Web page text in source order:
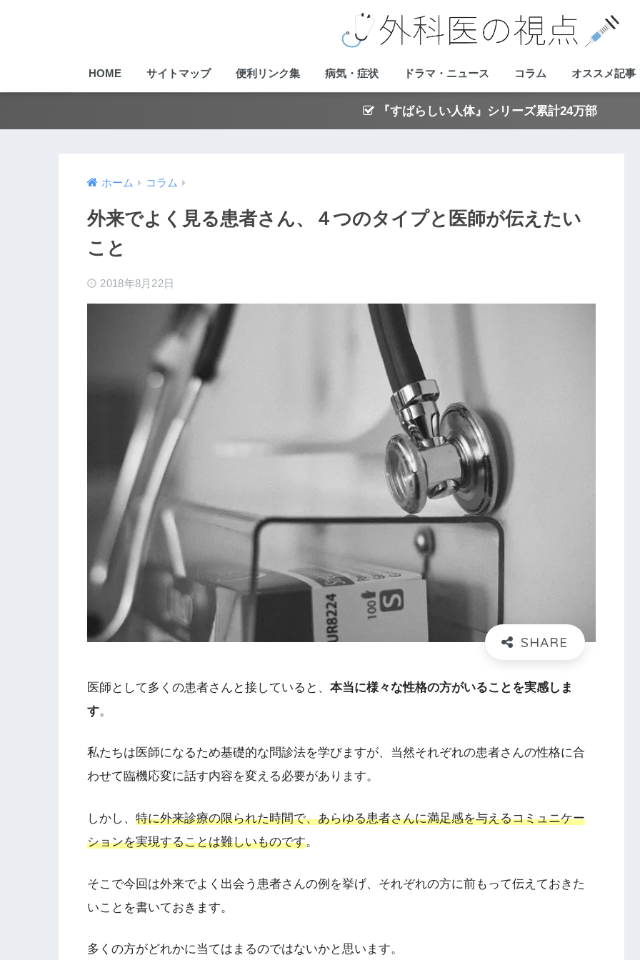
HOME サイトマップ 便利リンク集 病気・症状 ドラマ・ニュース コラム オススメ記事
『すばらしい人体』シリーズ累計24万部
ホーム コラム
外来でよく見る患者さん、４つのタイプと医師が伝えたい
こと
2018年8月22日
医師として多くの患者さんと接していると、 本当に様々な性格の方がいることを実感しま
す。
私たちは医師になるため基礎的な問診法を学びますが、当然それぞれの患者さんの性格に合
わせて臨機応変に話す内容を変える必要があります。
しかし、 特に外来診療の限られた時間で、あらゆる患者さんに満足感を与えるコミュニケー
ションを実現することは難しいものです。
そこで今回は外来でよく出会う患者さんの例を挙げ、それぞれの方に前もって伝えておきた
いことを書いておきます。
多くの方がどれかに当てはまるのではないかと思います。